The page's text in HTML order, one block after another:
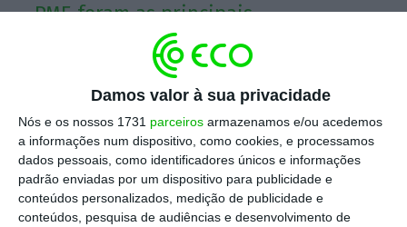
Damos valor à sua privacidade
Nós e os nossos 1731 parceiros armazenamos e/ou acedemos
a informações num dispositivo, como cookies, e processamos
dados pessoais, como identificadores únicos e informações
padrão enviadas por um dispositivo para publicidade e
conteúdos personalizados, medição de publicidade e
conteúdos, pesquisa de audiências e desenvolvimento de
PME foram as principais
beneficiárias do financiamento do